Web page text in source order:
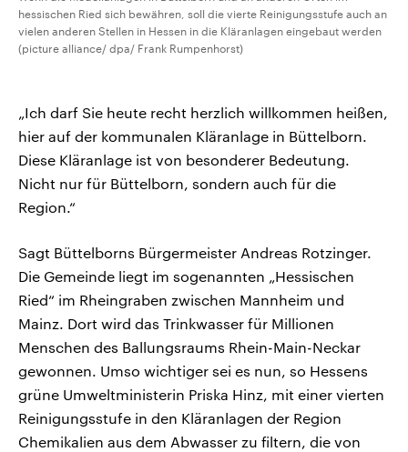
hessischen Ried sich bewähren, soll die vierte Reinigungsstufe auch an
vielen anderen Stellen in Hessen in die Kläranlagen eingebaut werden
(picture alliance/ dpa/ Frank Rumpenhorst)
„Ich darf Sie heute recht herzlich willkommen heißen,
hier auf der kommunalen Kläranlage in Büttelborn.
Diese Kläranlage ist von besonderer Bedeutung.
Nicht nur für Büttelborn, sondern auch für die
Region.“
Sagt Büttelborns Bürgermeister Andreas Rotzinger.
Die Gemeinde liegt im sogenannten „Hessischen
Ried“ im Rheingraben zwischen Mannheim und
Mainz. Dort wird das Trinkwasser für Millionen
Menschen des Ballungsraums Rhein-Main-Neckar
gewonnen. Umso wichtiger sei es nun, so Hessens
grüne Umweltministerin Priska Hinz, mit einer vierten
Reinigungsstufe in den Kläranlagen der Region
Chemikalien aus dem Abwasser zu filtern, die von